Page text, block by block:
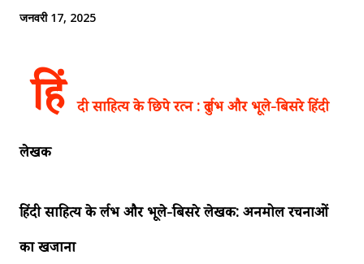
जनवरी 17, 2025
हिं दी साहित्य के छिपे रत्न : दुर्लभ और भूले-बिसरे हिंदी
लेखक
हिंदी साहित्य के दुर्लभ और भूले-बिसरे लेखक: अनमोल रचनाओं
का खजाना